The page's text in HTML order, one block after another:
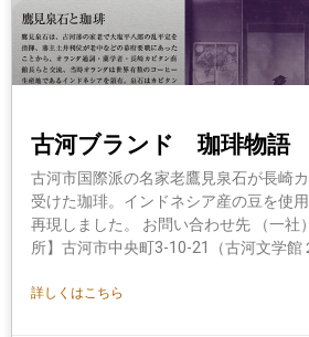
古河ブランド 珈琲物語
古河市国際派の名家老鷹見泉石が長崎
受けた珈琲。インドネシア産の豆を使
再現しました。 お問い合わせ先 （一社
所】古河市中央町3-10-21（古河文学館
詳しくはこちら